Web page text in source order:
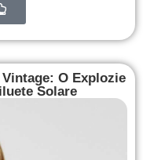
O Explozie
Solare